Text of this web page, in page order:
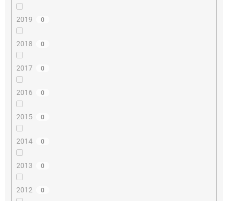
2019 0
2018 0
2017 0
2016 0
2015 0
2014 0
2013 0
2012 0